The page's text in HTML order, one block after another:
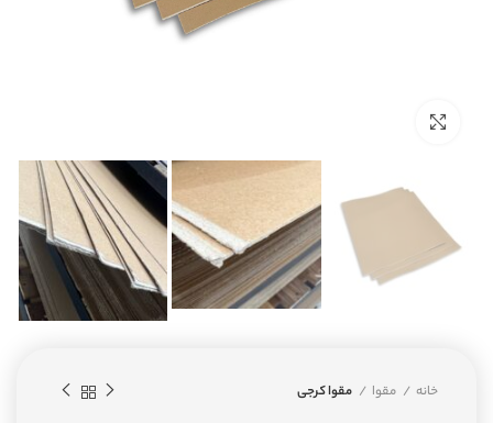
خانه مقوا مقوا کرجی